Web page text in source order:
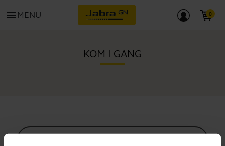
menu MENU
KOM I GANG